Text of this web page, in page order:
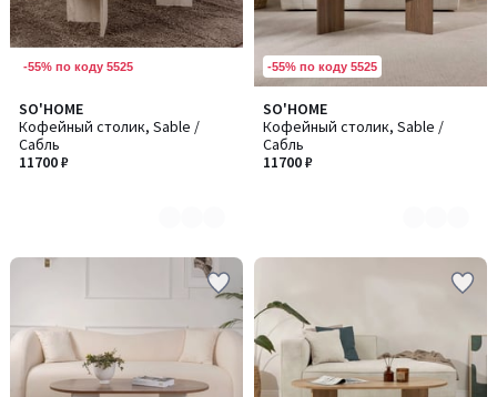
-55% по коду 5525
SO'HOME
Кофейный столик, Sable /
Сабль
11700 ₽
Количество
цветов:
2
-55% по коду 5525
SO'HOME
Кофейный столик, Sable /
Сабль
11700 ₽
Количество
цветов:
2